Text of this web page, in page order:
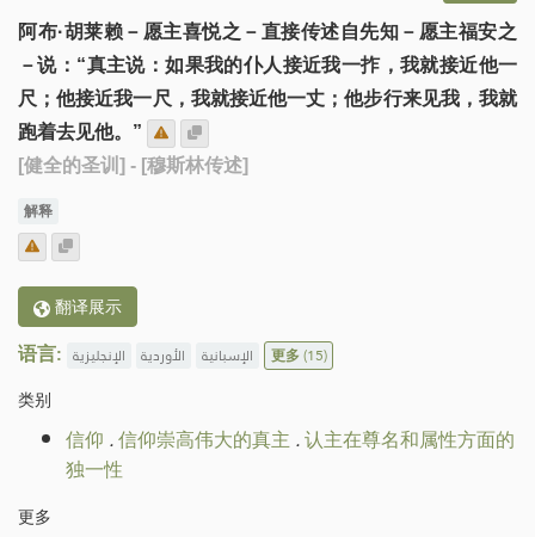
阿布·胡莱赖－愿主喜悦之－直接传述自先知－愿主福安之
－说：“真主说：如果我的仆人接近我一拃，我就接近他一
尺；他接近我一尺，我就接近他一丈；他步行来见我，我就
跑着去见他。”
[健全的圣训] - [穆斯林传述]
解释
翻译展示
语言: الإنجليزية الأوردية الإسبانية 更多(15)
类别
信仰 .信仰崇高伟大的真主.认主在尊名和属性方面的
独一性
更多